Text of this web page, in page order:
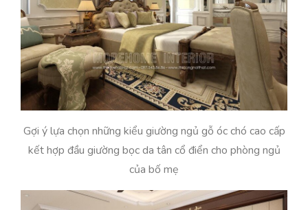
Gợi ý lựa chọn những kiểu giường ngủ gỗ óc chó cao cấp
kết hợp đầu giường bọc da tân cổ điển cho phòng ngủ
của bố mẹ